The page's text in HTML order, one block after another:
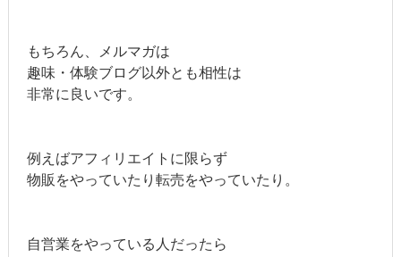
もちろん、メルマガは
趣味・体験ブログ以外とも相性は
非常に良いです。
例えばアフィリエイトに限らず
物販をやっていたり転売をやっていたり。
自営業をやっている人だったら